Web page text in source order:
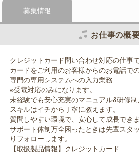
募集情報
お仕事の概要
クレジットカード問い合わせ対応の仕事で
カードをご利用のお客様からのお電話で
専門の専用システムへの入力業務
※受電対応のみになります。
未経験でも安心充実のマニュアル&研修
スキルはイチから丁寧に教えます。
質問しやすい環境で、安心して成長できま
サポート体制万全困ったときは先輩スタ
りフォローします。
【取扱製品情報】クレジットカード